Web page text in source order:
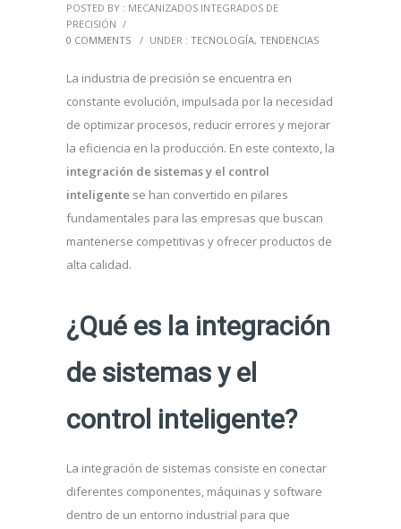
POSTED BY : MECANIZADOS INTEGRADOS DE
PRECISIÓN /
0 COMMENTS
/ UNDER : TECNOLOGÍA, TENDENCIAS
La industria de precisión se encuentra en
constante evolución, impulsada por la necesidad
de optimizar procesos, reducir errores y mejorar
la eficiencia en la producción. En este contexto, la
integración de sistemas y el control
inteligente se han convertido en pilares
fundamentales para las empresas que buscan
mantenerse competitivas y ofrecer productos de
alta calidad.
¿Qué es la integración
de sistemas y el
control inteligente?
La integración de sistemas consiste en conectar
diferentes componentes, máquinas y software
dentro de un entorno industrial para que